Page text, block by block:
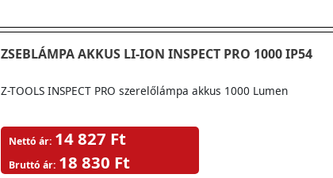
ZSEBLÁMPA AKKUS LI-ION INSPECT PRO 1000 IP54
Z-TOOLS INSPECT PRO szerelőlámpa akkus 1000 Lumen
Nettó ár: 14 827 Ft
Bruttó ár: 18 830 Ft